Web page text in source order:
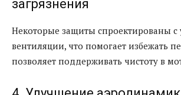
загрязнения
Некоторые защиты спроектированы с
вентиляции, что помогает избежать
позволяет поддерживать чистоту в